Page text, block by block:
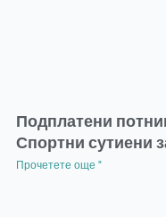
Подплатени
Спортни сутиени
Прочетете още "